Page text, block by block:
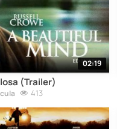
02:19
(Trailer)
413